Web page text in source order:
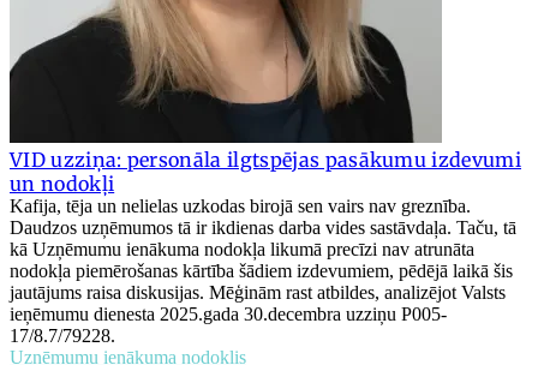
VID uzziņa: personāla ilgtspējas pasākumu izdevumi
un nodokļi
Kafija, tēja un nelielas uzkodas birojā sen vairs nav greznība.
Daudzos uzņēmumos tā ir ikdienas darba vides sastāvdaļa. Taču, tā
kā Uzņēmumu ienākuma nodokļa likumā precīzi nav atrunāta
nodokļa piemērošanas kārtība šādiem izdevumiem, pēdējā laikā šis
jautājums raisa diskusijas. Mēģinām rast atbildes, analizējot Valsts
ieņēmumu dienesta 2025.gada 30.decembra uzziņu P005-
17/8.7/79228.
Uzņēmumu ienākuma nodoklis